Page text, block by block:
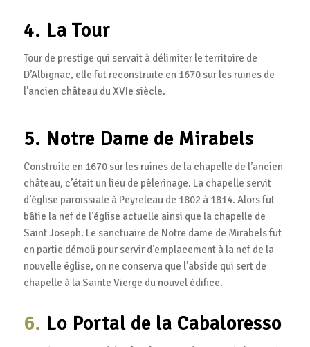
4. La Tour
Tour de prestige qui servait à délimiter le territoire de
D’Albignac, elle fut reconstruite en 1670 sur les ruines de
l’ancien château du XVIe siècle.
5. Notre Dame de Mirabels
Construite en 1670 sur les ruines de la chapelle de l’ancien
château, c’était un lieu de pèlerinage. La chapelle servit
d’église paroissiale à Peyreleau de 1802 à 1814. Alors fut
bâtie la nef de l’église actuelle ainsi que la chapelle de
Saint Joseph. Le sanctuaire de Notre dame de Mirabels fut
en partie démoli pour servir d’emplacement à la nef de la
nouvelle église, on ne conserva que l’abside qui sert de
chapelle à la Sainte Vierge du nouvel édifice.
6. Lo Portal de la Cabaloresso